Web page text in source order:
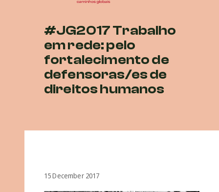
#JG2017 Trabalho
em rede: pelo
fortalecimento de
defensoras/es de
direitos humanos
15 December 2017